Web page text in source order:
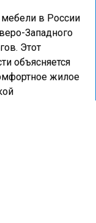
в России
Западного
Этот
объясняется
жилое